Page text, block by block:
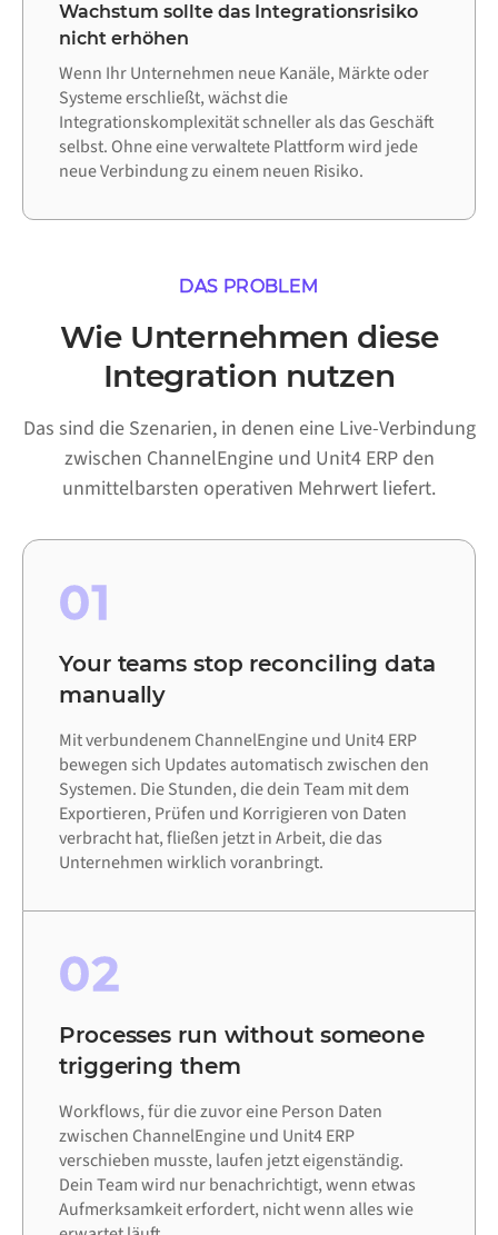
Wachstum sollte das Integrationsrisiko
nicht erhöhen
Wenn Ihr Unternehmen neue Kanäle, Märkte oder
Systeme erschließt, wächst die
Integrationskomplexität schneller als das Geschäft
selbst. Ohne eine verwaltete Plattform wird jede
neue Verbindung zu einem neuen Risiko.
DAS PROBLEM
Wie Unternehmen diese
Integration nutzen
Das sind die Szenarien, in denen eine Live-Verbindung
zwischen ChannelEngine und Unit4 ERP den
unmittelbarsten operativen Mehrwert liefert.
01
Your teams stop reconciling data
manually
Mit verbundenem ChannelEngine und Unit4 ERP
bewegen sich Updates automatisch zwischen den
Systemen. Die Stunden, die dein Team mit dem
Exportieren, Prüfen und Korrigieren von Daten
verbracht hat, fließen jetzt in Arbeit, die das
Unternehmen wirklich voranbringt.
02
Processes run without someone
triggering them
Workflows, für die zuvor eine Person Daten
zwischen ChannelEngine und Unit4 ERP
verschieben musste, laufen jetzt eigenständig.
Dein Team wird nur benachrichtigt, wenn etwas
Aufmerksamkeit erfordert, nicht wenn alles wie